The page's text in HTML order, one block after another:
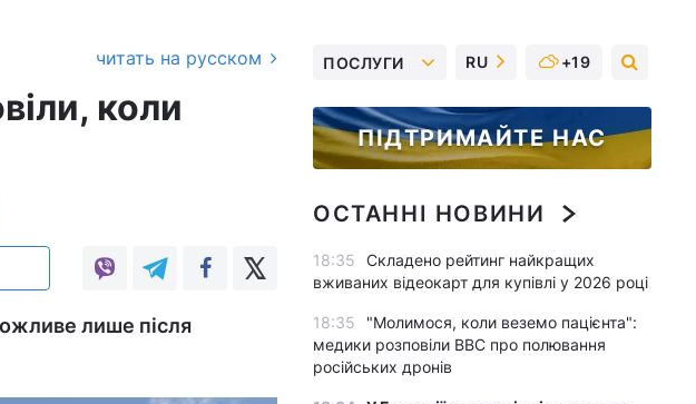
читать на русском
коли
лише після
ПОСЛУГИ RU +19
ПІДТРИМАЙТЕ НАС
ОСТАННІ НОВИНИ
18:35
Складено рейтинг найкращих
вживаних відеокарт для купівлі у 2026 році
18:35
"Молимося, коли веземо пацієнта":
медики розповіли BBC про полювання
російських дронів